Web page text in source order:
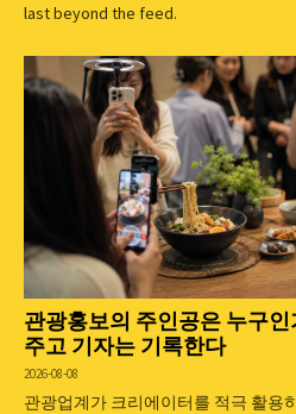
last beyond the feed.
관광홍보의 주인공은 누구
주고 기자는 기록한다
2026-08-08
관광업계가 크리에이터를 적극 활용